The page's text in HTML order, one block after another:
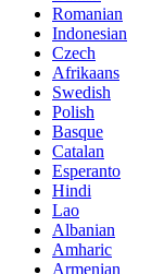
Romanian
Indonesian
Czech
Afrikaans
Swedish
Polish
Basque
Catalan
Esperanto
Hindi
Lao
Albanian
Amharic
Armenian